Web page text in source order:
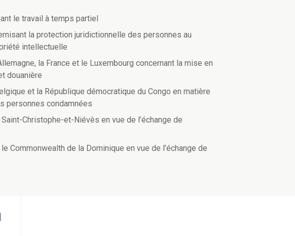
le travail à temps partiel
la protection juridictionnelle des personnes au
intellectuelle
la France et le Luxembourg concernant la mise en
douanière
et la République démocratique du Congo en matière
personnes condamnées
Christophe-et-Niévès en vue de l’échange de
Commonwealth de la Dominique en vue de l’échange de